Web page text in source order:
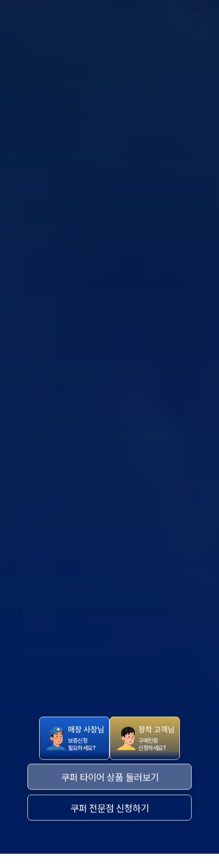
매장 사장님
보증신청
필요하세요?
장착 고객님
구매인증
신청하세요?
쿠퍼 타이어 상품 둘러보기
쿠퍼 전문점 신청하기